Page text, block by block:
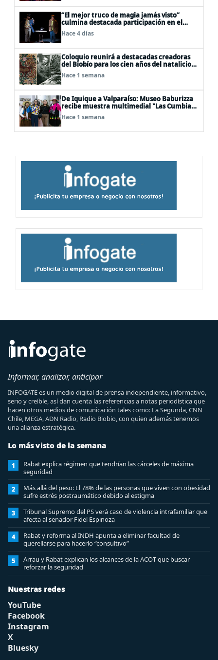
“El mejor truco de magia jamás visto”
culmina destacada participación en el
Festival Off Avignon 2026
Hace 4 días
Coloquio reunirá a destacadas creadoras
del Biobío para los cien años del natalicio
del artista textil y artesano tomecino
Héctor Herrera “El Pajarero”
Hace 1 semana
De Iquique a Valparaíso: Museo Baburizza
recibe muestra multimedial "Las Cumbias
que escuchamos allá arriba"
Hace 1 semana
Informar, analizar, anticipar
INFOGATE es un medio digital de prensa independiente, informativo,
serio y creíble, así dan cuenta las referencias a notas periodística que
hacen otros medios de comunicación tales como: La Segunda, CNN
Chile, MEGA, ADN Radio, Radio Biobio, con quien además tenemos
una alianza estratégica.
Lo más visto de la semana
1
Rabat explica régimen que tendrían las cárceles de máxima
seguridad
2
Más allá del peso: El 78% de las personas que viven con obesidad
sufre estrés postraumático debido al estigma
3
Tribunal Supremo del PS verá caso de violencia intrafamiliar que
afecta al senador Fidel Espinoza
4
Rabat y reforma al INDH apunta a eliminar facultad de
querellarse para hacerlo “consultivo”
5
Arrau y Rabat explican los alcances de la ACOT que buscar
reforzar la seguridad
Nuestras redes
YouTube
Facebook
Instagram
X
Bluesky